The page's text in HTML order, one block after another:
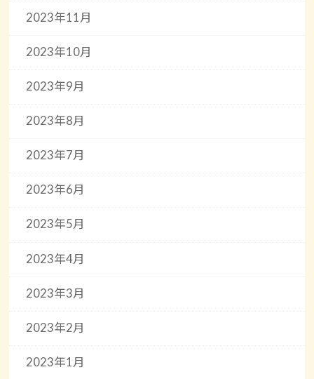
2023年11月
2023年10月
2023年9月
2023年8月
2023年7月
2023年6月
2023年5月
2023年4月
2023年3月
2023年2月
2023年1月